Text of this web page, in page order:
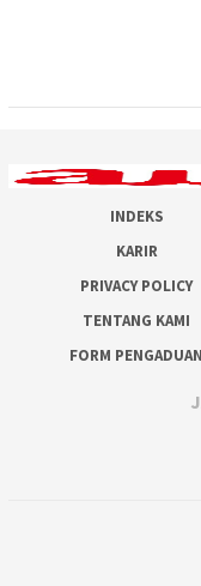
INDEKS
KARIR
PRIVACY POLICY
TENTANG KAMI
FORM PENGADUAN